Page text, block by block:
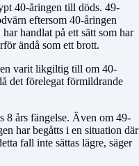
40-åringen till döds. 49-
eftersom 40-åringen
handlat på ett sätt som har
ändå som ett brott.
varit likgiltig till om 40-
det förelegat förmildrande
8 års fängelse. Även om 49-
har begåtts i en situation där
fall inte sättas lägre, säger